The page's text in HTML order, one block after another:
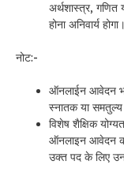
अर्थशास्त्र, गणित
होना अनिवार्य होगा।
नोट:-
ऑनलाईन आवेदन
स्नातक या समतुल्य
विशेष शैक्षिक
ऑनलाइन आवेदन
उक्त पद के लिए